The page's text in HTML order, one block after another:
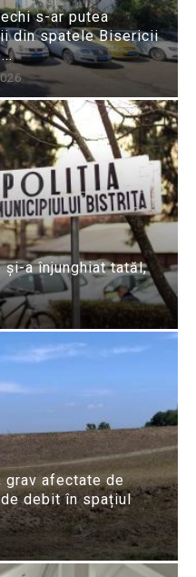
s-ar putea
din spatele Bisericii
și-a înjunghiat tatăl,
grav afectate de
debit în spațiul